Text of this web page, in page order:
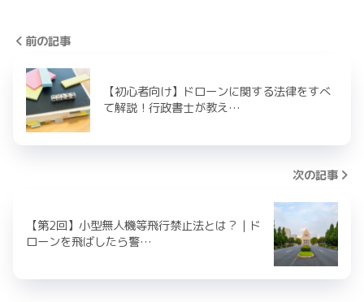
前の記事
【初心者向け】ドローンに関する法律をすべ
て解説！行政書士が教え…
次の記事
【第2回】小型無人機等飛行禁止法とは？｜ド
ローンを飛ばしたら警…